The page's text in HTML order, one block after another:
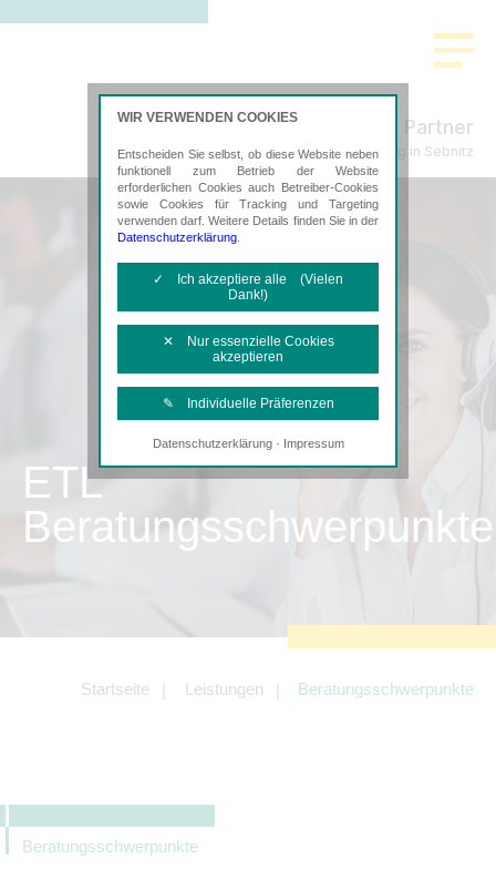
Freund & Partner
Steuerberatung in Sebnitz
ETL
Beratungsschwerpunkte
Startseite Leistungen Beratungsschwerpunkte
Beratungsschwerpunkte
WIR VERWENDEN COOKIES
Entscheiden Sie selbst, ob diese Website neben
funktionell zum Betrieb der Website
erforderlichen Cookies auch Betreiber-Cookies
sowie Cookies für Tracking und Targeting
verwenden darf. Weitere Details finden Sie in der
Datenschutzerklärung
✓ Ich akzeptiere alle (Vielen
Dank!)
✕ Nur essenzielle Cookies
akzeptieren
✎ Individuelle Präferenzen
Notwendige Cookies
Diese Cookies sind erforderlich, um die
Tracking- und Targeting-Cookies
Angebotes einschließlich der
Angeboten von z.B. Facebook und
LinkedIn.
können.
Datenschutzerklärung· Impressum